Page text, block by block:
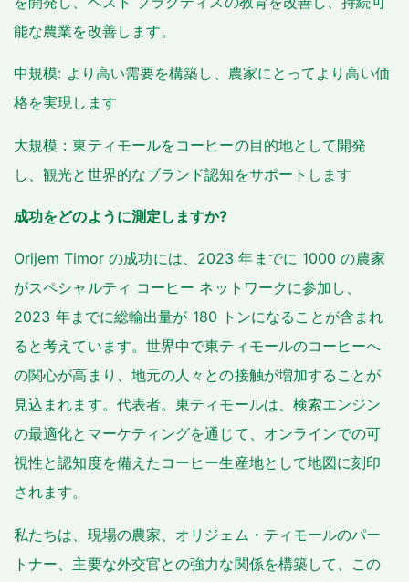
能な農業を改善します。
中規模: より高い需要を構築し、農家にとってより高い価
格を実現します
大規模：東ティモールをコーヒーの目的地として開発
し、観光と世界的なブランド認知をサポートします
成功をどのように測定しますか?
Orijem Timor の成功には、2023 年までに 1000 の農家
がスペシャルティ コーヒー ネットワークに参加し、
2023 年までに総輸出量が 180 トンになることが含まれ
ると考えています。世界中で東ティモールのコーヒーへ
の関心が高まり、地元の人々との接触が増加することが
見込まれます。代表者。東ティモールは、検索エンジン
の最適化とマーケティングを通じて、オンラインでの可
視性と認知度を備えたコーヒー生産地として地図に刻印
されます。
私たちは、現場の農家、オリジェム・ティモールのパー
トナー、主要な外交官との強力な関係を構築して、この